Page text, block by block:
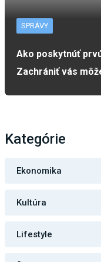
SPRÁVY
Ako poskytnúť
Zachrániť vás
Kategórie
Ekonomika
Kultúra
Lifestyle